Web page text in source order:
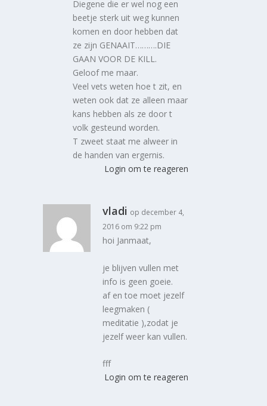
Diegene die er wel nog een
beetje sterk uit weg kunnen
komen en door hebben dat
ze zijn GENAAIT……….DIE
GAAN VOOR DE KILL.
Geloof me maar.
Veel vets weten hoe t zit, en
weten ook dat ze alleen maar
kans hebben als ze door t
volk gesteund worden.
T zweet staat me alweer in
de handen van ergernis.
Login om te reageren
vladi op december 4,
2016 om 9:22 pm
hoi Janmaat,
je blijven vullen met
info is geen goeie.
af en toe moet jezelf
leegmaken (
meditatie ),zodat je
jezelf weer kan vullen.
fff
Login om te reageren